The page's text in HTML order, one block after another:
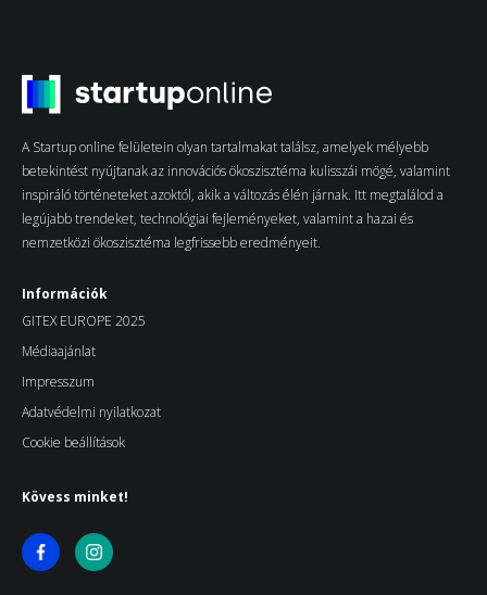
A Startup online felületein olyan tartalmakat találsz, amelyek mélyebb
betekintést nyújtanak az innovációs ökoszisztéma kulisszái mögé, valamint
inspiráló történeteket azoktól, akik a változás élén járnak. Itt megtalálod a
legújabb trendeket, technológiai fejleményeket, valamint a hazai és
nemzetközi ökoszisztéma legfrissebb eredményeit.
Információk
GITEX EUROPE 2025
Médiaajánlat
Impresszum
Adatvédelmi nyilatkozat
Cookie beállítások
Kövess minket!